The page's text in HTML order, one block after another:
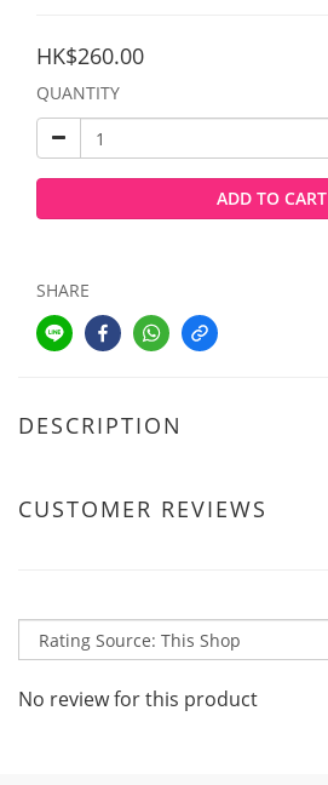
HK$260.00
QUANTITY
ADD TO CART
SHARE
DESCRIPTION
CUSTOMER REVIEWS
No review for this product